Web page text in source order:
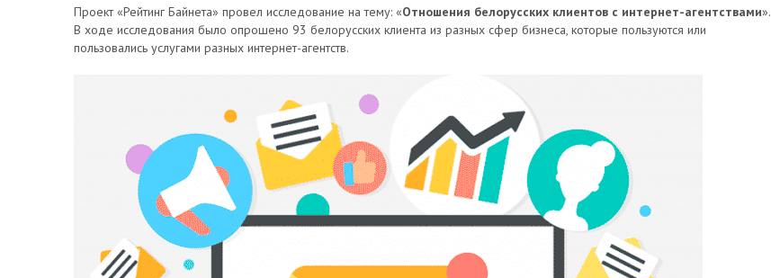
Проект «Рейтинг Байнета» провел исследование на тему: «Отношения белорусских клиентов с интернет-агентствами».
В ходе исследования было опрошено 93 белорусских клиента из разных сфер бизнеса, которые пользуются или
пользовались услугами разных интернет-агентств.